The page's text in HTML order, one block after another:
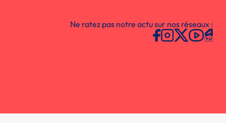
Ne ratez pas notre actu sur nos réseaux :